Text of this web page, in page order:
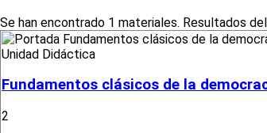
Se han encontrado 1 materiales. Resultados
Unidad Didáctica
Fundamentos clásicos de la
2